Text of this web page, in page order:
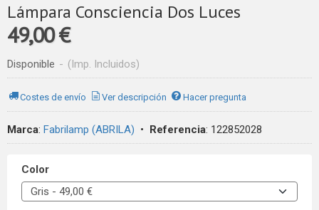
Lámpara Consciencia Dos Luces
49,00 €
Disponible - (Imp. Incluidos)
Costes de envío Ver descripción Hacer pregunta
Marca: Fabrilamp (ABRILA) • Referencia: 122852028
Color